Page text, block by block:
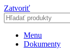
Zatvoriť
Menu
Dokumenty